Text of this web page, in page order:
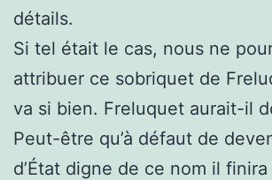
détails.
Si tel était le cas, nous ne
attribuer ce sobriquet de
va si bien. Freluquet aurait-il
Peut-être qu’à défaut de
d’État digne de ce nom il